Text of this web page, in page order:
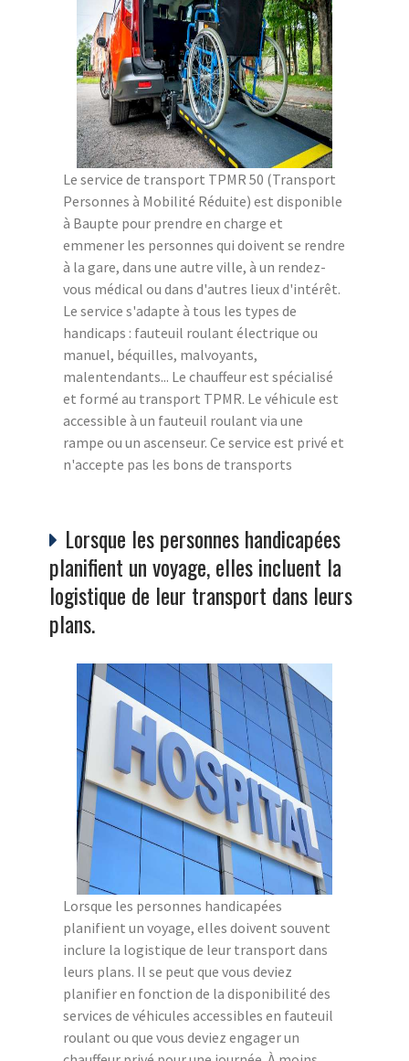
Le service de transport TPMR 50 (Transport
Personnes à Mobilité Réduite) est disponible
à Baupte pour prendre en charge et
emmener les personnes qui doivent se rendre
à la gare, dans une autre ville, à un rendez-
vous médical ou dans d'autres lieux d'intérêt.
Le service s'adapte à tous les types de
handicaps : fauteuil roulant électrique ou
manuel, béquilles, malvoyants,
malentendants... Le chauffeur est spécialisé
et formé au transport TPMR. Le véhicule est
accessible à un fauteuil roulant via une
rampe ou un ascenseur. Ce service est privé et
n'accepte pas les bons de transports
Lorsque les personnes handicapées
planifient un voyage, elles incluent la
logistique de leur transport dans leurs
plans.
Lorsque les personnes handicapées
planifient un voyage, elles doivent souvent
inclure la logistique de leur transport dans
leurs plans. Il se peut que vous deviez
planifier en fonction de la disponibilité des
services de véhicules accessibles en fauteuil
roulant ou que vous deviez engager un